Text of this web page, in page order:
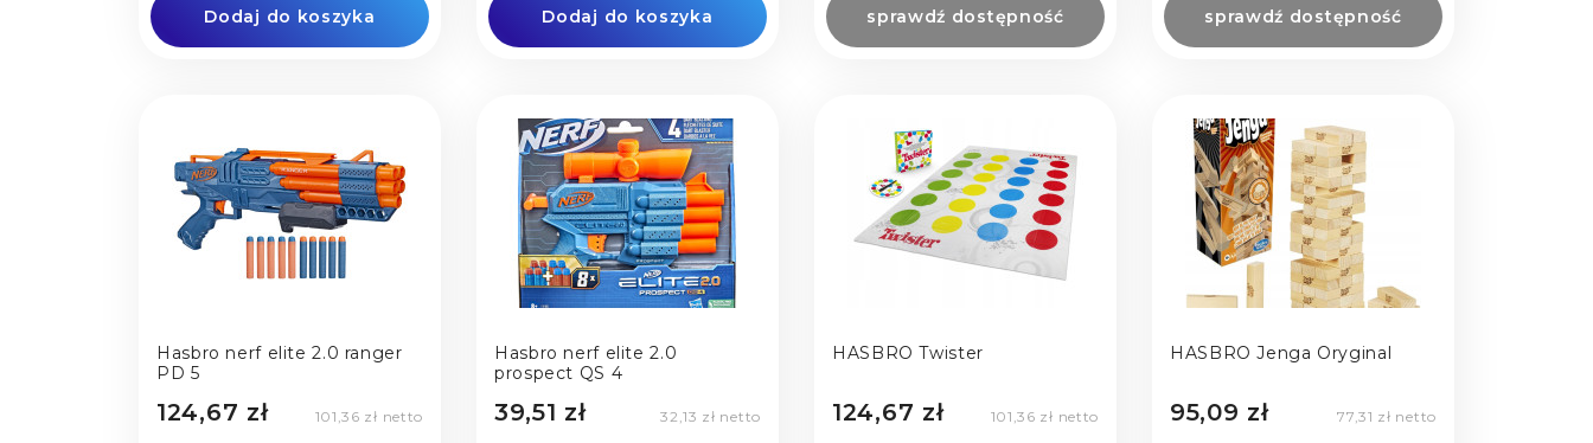
Dodaj do koszyka Dodaj do koszyka sprawdź dostępność sprawdź dostępność
Hasbro nerf elite 2.0 ranger
PD 5
124,67 zł 101,36 zł netto
Hasbro nerf elite 2.0
prospect QS 4
39,51 zł 32,13 zł netto
HASBRO Twister
124,67 zł 101,36 zł netto
HASBRO Jenga Oryginal
95,09 zł 77,31 zł netto